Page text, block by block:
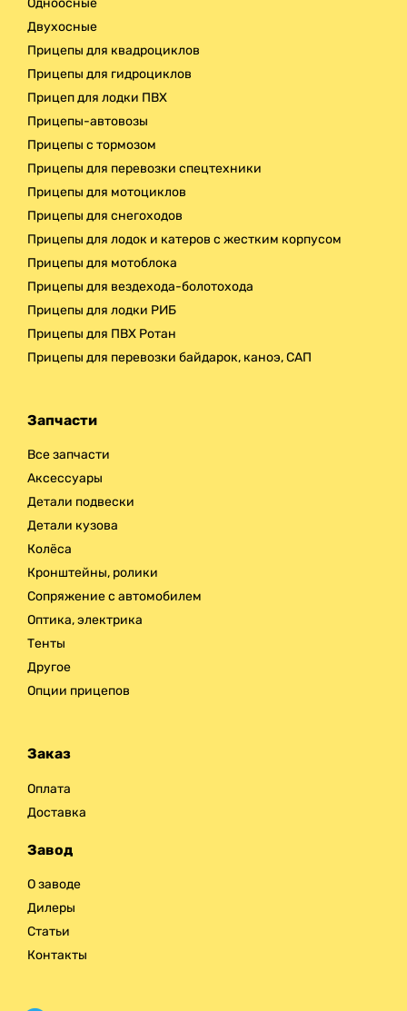
Двухосные
Прицепы для квадроциклов
Прицепы для гидроциклов
Прицеп для лодки ПВХ
Прицепы-автовозы
Прицепы с тормозом
Прицепы для перевозки спецтехники
Прицепы для мотоциклов
Прицепы для снегоходов
Прицепы для лодок и катеров с жестким корпусом
Прицепы для мотоблока
Прицепы для вездехода-болотохода
Прицепы для лодки РИБ
Прицепы для ПВХ Ротан
Прицепы для перевозки байдарок, каноэ, САП
Запчасти
Все запчасти
Аксессуары
Детали подвески
Детали кузова
Колёса
Кронштейны, ролики
Сопряжение с автомобилем
Оптика, электрика
Тенты
Другое
Опции прицепов
Заказ
Оплата
Доставка
Завод
О заводе
Дилеры
Статьи
Контакты